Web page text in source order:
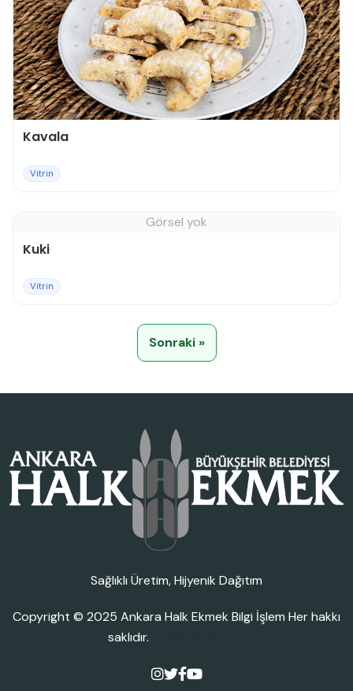
Kavala
Vitrin
Görsel yok
Kuki
Vitrin
Sonraki »
Sağlıklı Üretim, Hijyenik Dağıtım
Copyright © 2025 Ankara Halk Ekmek Bilgi İşlem Her hakkı
saklıdır.